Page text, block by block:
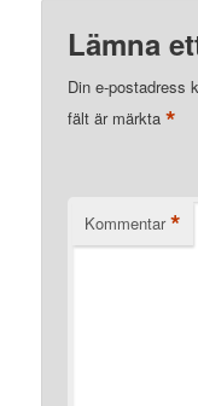
Lämna
Din e-postadress
fält är märkta*
Kommentar *